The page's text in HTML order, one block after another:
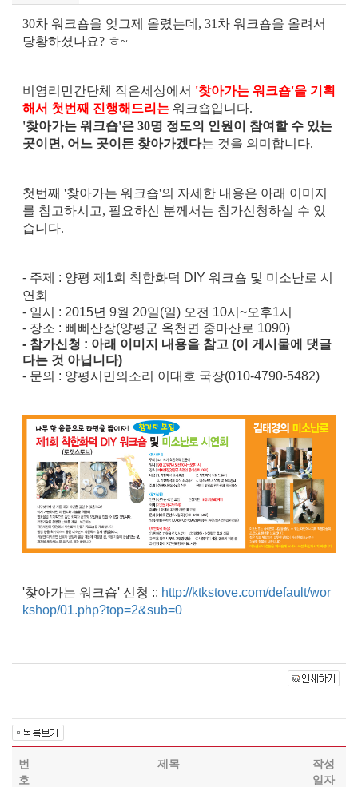
30차 워크숍을 엊그제 올렸는데, 31차 워크숍을 올려서
당황하셨나요? ㅎ~
비영리민간단체 작은세상에서 '찾아가는 워크숍'을 기획
해서 첫번째 진행해드리는 워크숍입니다.
'찾아가는 워크숍'은 30명 정도의 인원이 참여할 수 있는
곳이면, 어느 곳이든 찾아가겠다는 것을 의미합니다.
첫번째 '찾아가는 워크숍'의 자세한 내용은 아래 이미지
를 참고하시고, 필요하신 분께서는 참가신청하실 수 있
습니다.
- 주제 : 양평 제1회 착한화덕 DIY 워크숍 및 미소난로 시
연회
- 일시 : 2015년 9월 20일(일) 오전 10시~오후1시
- 장소 : 삐삐산장(양평군 옥천면 중마산로 1090)
- 참가신청 : 아래 이미지 내용을 참고 (이 게시물에 댓글
다는 것 아닙니다)
- 문의 : 양평시민의소리 이대호 국장(010-4790-5482)
'찾아가는 워크숍' 신청 :: http://ktkstove.com/default/wor
kshop/01.php?top=2&sub=0
번
호
제목
작성
일자